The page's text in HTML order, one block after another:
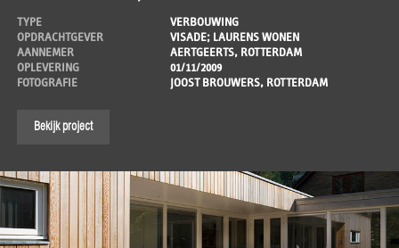
TYPE
VERBOUWING
OPDRACHTGEVER
VISADE; LAURENS WONEN
AANNEMER
AERTGEERTS, ROTTERDAM
OPLEVERING
01/11/2009
FOTOGRAFIE
JOOST BROUWERS, ROTTERDAM
Bekijk project